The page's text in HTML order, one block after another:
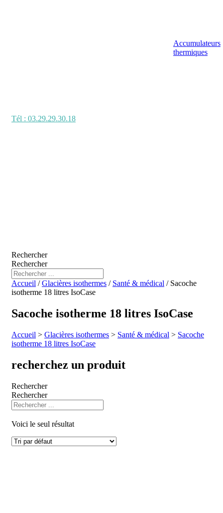
Accumulateurs
thermiques
Tél : 03.29.29.30.18
Rechercher
Rechercher
Accueil /Glacières isothermes / Santé & médical / Sacoche
isotherme 18 litres IsoCase
Sacoche isotherme 18 litres IsoCase
Accueil > Glacières isothermes > Santé & médical > Sacoche
isotherme 18 litres IsoCase
recherchez un produit
Rechercher
Rechercher
Produit Litrage
Produit Secteur
Voici le seul résultat